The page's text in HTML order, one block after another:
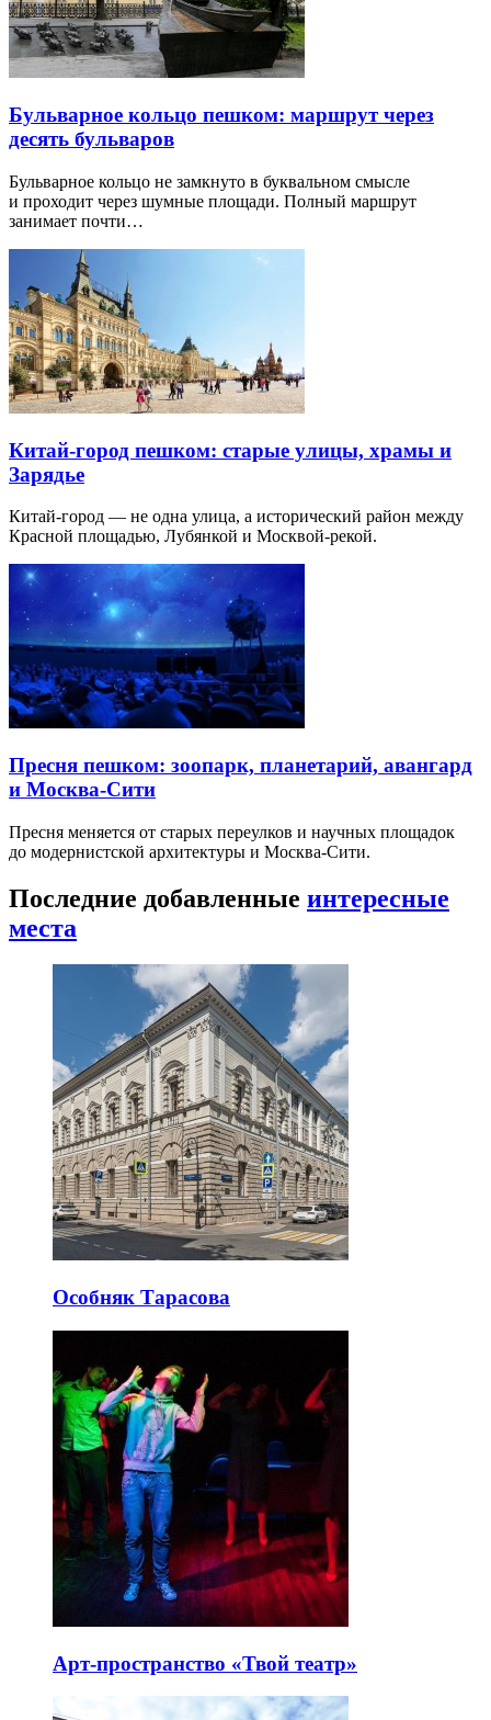
Бульварное кольцо пешком: маршрут через
десять бульваров
Бульварное кольцо не замкнуто в буквальном смысле
и проходит через шумные площади. Полный маршрут
занимает почти…
Китай-город пешком: старые улицы, храмы и
Зарядье
Китай-город — не одна улица, а исторический район между
Красной площадью, Лубянкой и Москвой-рекой.
Пресня пешком: зоопарк, планетарий, авангард
и Москва-Сити
Пресня меняется от старых переулков и научных площадок
до модернистской архитектуры и Москва-Сити.
Последние добавленные интересные
места
Особняк Тарасова
Арт-пространство «Твой театр»